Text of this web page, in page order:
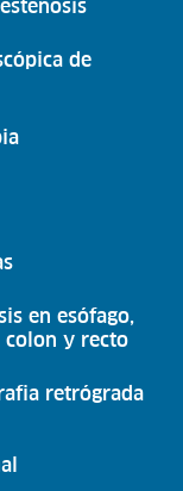
de
en esófago,
colon y recto
retrógrada